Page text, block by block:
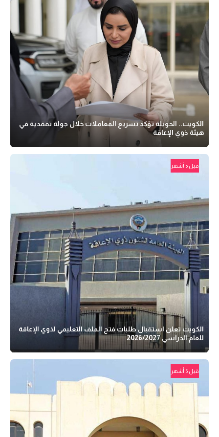
الكويت.. الحويلة تؤكد تسريع المعاملات خلال جولة تفقدية في
هيئة ذوي الإعاقة
قبل 5 أشهر
الكويت تعلن استقبال طلبات فتح الملف التعليمي لذوي الإعاقة
للعام الدراسي 2026/2027
قبل 5 أشهر